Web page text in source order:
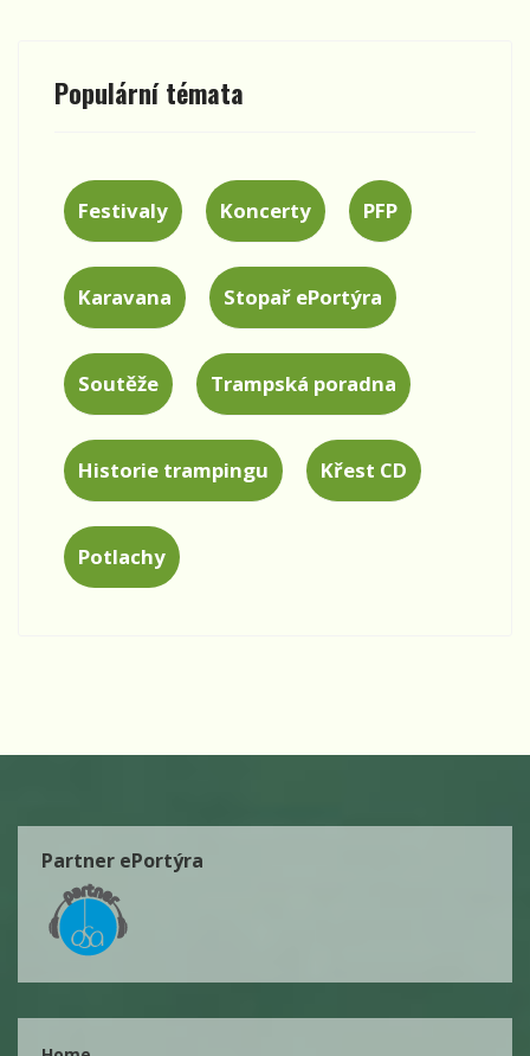
Populární témata
Festivaly Koncerty PFP
Karavana Stopař ePortýra
Soutěže Trampská poradna
Historie trampingu Křest CD
Potlachy
Partner ePortýra